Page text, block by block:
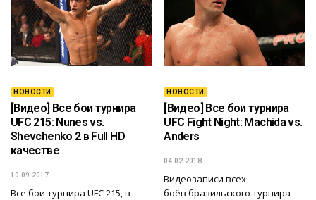
НОВОСТИ
[Видео] Все бои турнира
UFC Fight Night: Machida vs.
Anders
04.02.2018
Видеозаписи всех
боёв бразильского турнира
НОВОСТИ
[Видео] Все бои турнира
UFC 215: Nunes vs.
Shevchenko 2 в Full HD
качестве
10.09.2017
Все бои турнира UFC 215, в